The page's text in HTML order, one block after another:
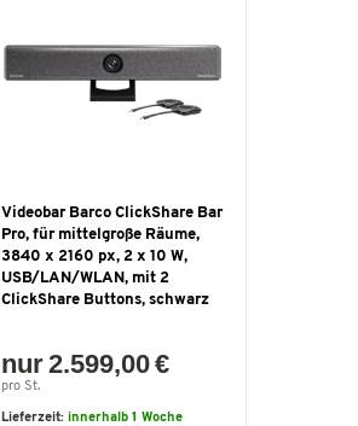
Videobar Barco ClickShare Bar
Pro, für mittelgroße Räume,
3840 x 2160 px, 2 x 10 W,
USB/LAN/WLAN, mit 2
ClickShare Buttons, schwarz
nur 2.599,00 €
pro St.
Lieferzeit: innerhalb 1 Woche